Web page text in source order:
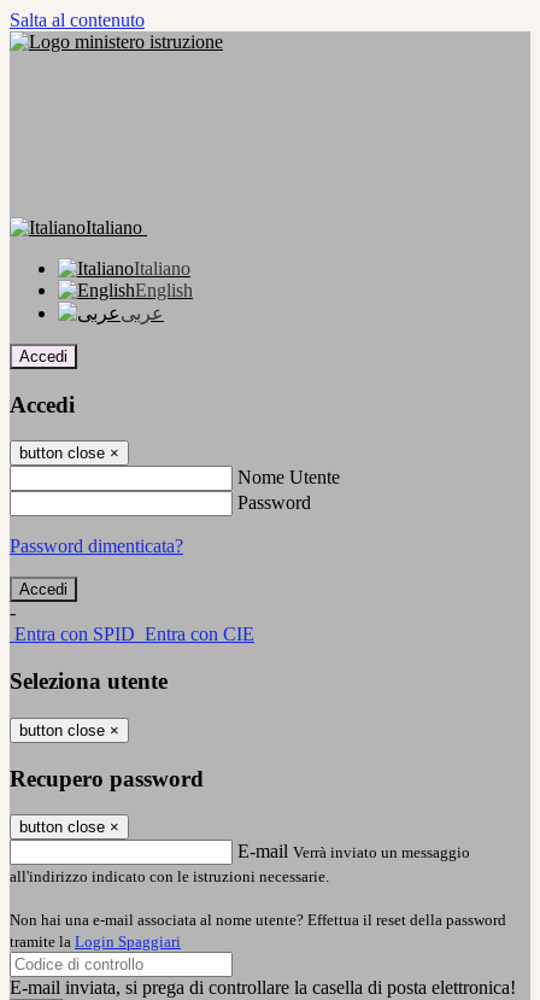
Salta al contenuto
Italiano
Italiano
English
عربى
Accedi
Accedi
button close ×
Nome Utente
Password
Password dimenticata?
-
Entra con SPID Entra con CIE
Seleziona utente
button close ×
Recupero password
button close ×
E-mail Verrà inviato un messaggio
all'indirizzo indicato con le istruzioni necessarie.
Non hai una e-mail associata al nome utente? Effettua il reset della password
tramite la Login Spaggiari
E-mail inviata, si prega di controllare la casella di posta elettronica!